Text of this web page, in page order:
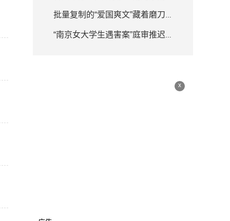
批量复制的“爱国爽文”藏着磨刀霍霍
“南京女大学生遇害案”庭审推迟 律师详解何为排除非法证据
x